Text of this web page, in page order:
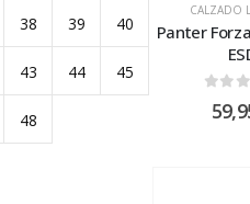
38 39 40
43 44 45
48
CALZADO
Panter